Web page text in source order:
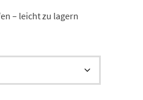
– leicht zu lagern